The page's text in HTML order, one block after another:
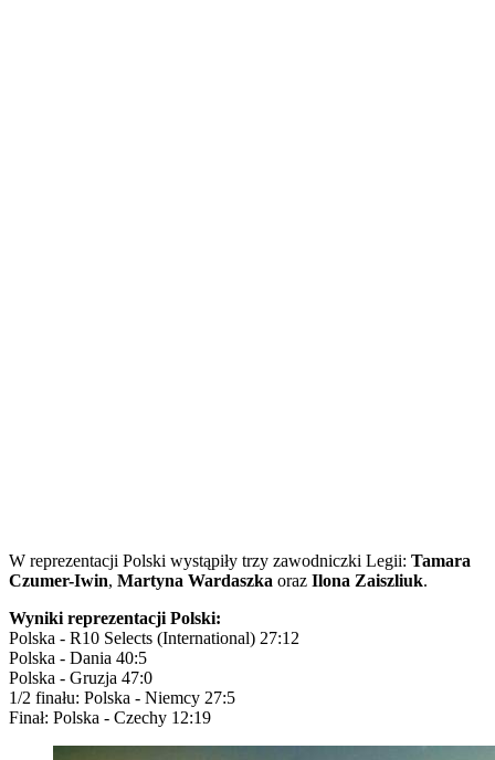
W reprezentacji Polski wystąpiły trzy zawodniczki Legii: Tamara
Czumer-Iwin, Martyna Wardaszka oraz Ilona Zaiszliuk.
Wyniki reprezentacji Polski:
Polska - R10 Selects (International) 27:12
Polska - Dania 40:5
Polska - Gruzja 47:0
1/2 finału: Polska - Niemcy 27:5
Finał: Polska - Czechy 12:19